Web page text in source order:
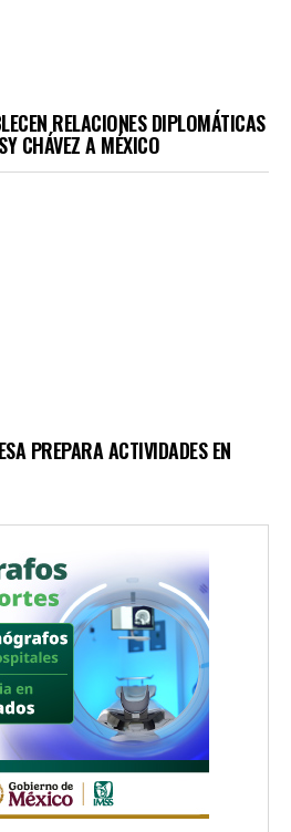
RELACIONES DIPLOMÁTICAS
CHÁVEZ A MÉXICO
PREPARA ACTIVIDADES EN